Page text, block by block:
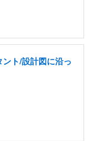
ト/設計図に沿っ